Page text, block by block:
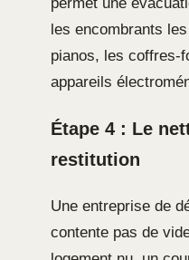
permet une
les encombrants
pianos, les coffres-
appareils
Étape 4 : Le
restitution
Une entreprise de
contente pas de